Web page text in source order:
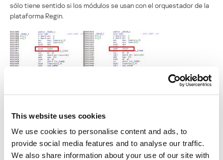
This website uses cookies
We use cookies to personalise content and ads, to
provide social media features and to analyse our traffic.
We also share information about your use of our site with
sólo tiene sentido si los módulos se usan con el orquestador de la
plataforma Regin.
Aún no conocemos la razón por la que ambos módulos dan
diferentes identidades a las extensiones. Quizás se deba a que los
utilizan diferentes actores, cada uno con sus respectivos rangos
de identidad de extensión asignados.